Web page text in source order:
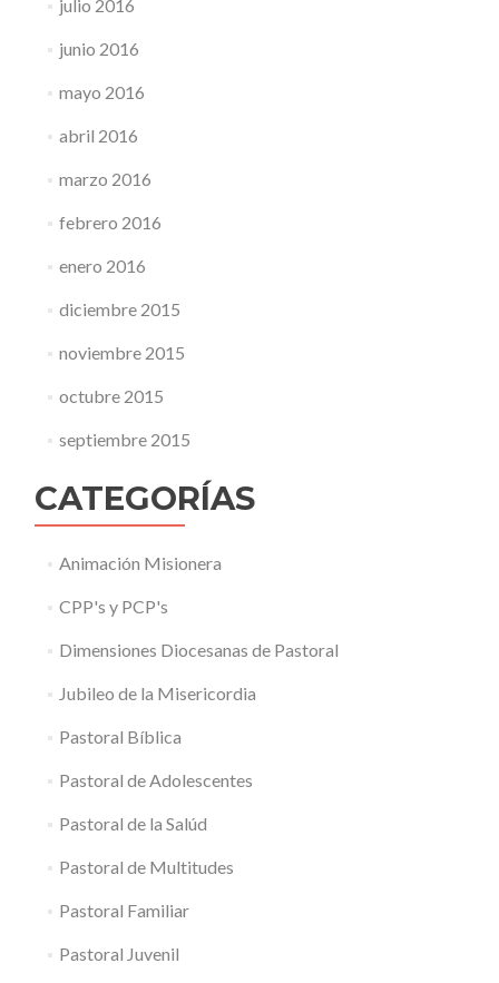
julio 2016
junio 2016
mayo 2016
abril 2016
marzo 2016
febrero 2016
enero 2016
diciembre 2015
noviembre 2015
octubre 2015
septiembre 2015
CATEGORÍAS
Animación Misionera
CPP's y PCP's
Dimensiones Diocesanas de Pastoral
Jubileo de la Misericordia
Pastoral Bíblica
Pastoral de Adolescentes
Pastoral de la Salúd
Pastoral de Multitudes
Pastoral Familiar
Pastoral Juvenil